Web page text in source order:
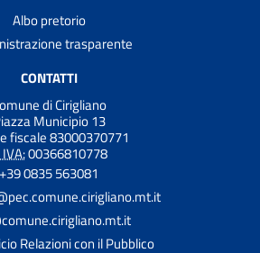
Albo pretorio
trasparente
CONTATTI
di Cirigliano
Municipio 13
fiscale 83000370771
IVA:00366810778
+39 0835 563081
Relazioni con il Pubblico